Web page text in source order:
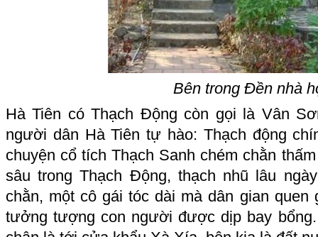
Bên trong Đền nhà
Hà Tiên có Thạch Động còn gọi là Vân
người dân Hà Tiên tự hào: Thạch động
chuyện cổ tích Thạch Sanh chém chằn
sâu trong Thạch Động, thạch nhũ lâu
chằn, một cô gái tóc dài mà dân gian
tưởng tượng con người được dịp bay